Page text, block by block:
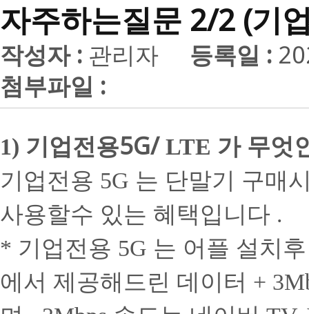
자주하는질문 2/2 (기
작성자 : 관리자 등록일 :
첨부파일 :
1) 기업전용5G/ LTE 가 무엇
기업전용 5G 는 단말기 구매
사용할수 있는 혜택입니다 .
* 기업전용 5G 는 어플 설치
에서 제공해드린 데이터 +